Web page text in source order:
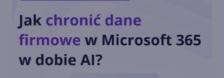
Microsoft Ignite 2024
Jak zarabia Microsoft? Raport